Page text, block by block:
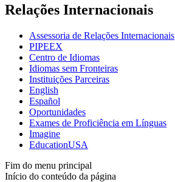
Relações Internacionais
Assessoria de Relações Internacionais
PIPEEX
Centro de Idiomas
Idiomas sem Fronteiras
Instituições Parceiras
English
Español
Oportunidades
Exames de Proficiência em Línguas
Imagine
EducationUSA
Fim do menu principal
Início do conteúdo da página